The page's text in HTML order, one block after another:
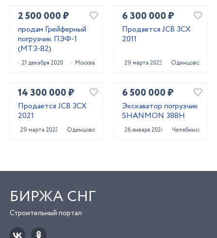
2 500 000 ₽
продам Грейферный
погрузчик ПЭФ-1
(МТЗ-82)
21 декабря 2020 Москва
6 300 000 ₽
Продается JCB 3CX
2011
29 марта 2023 Одинцово
14 300 000 ₽
Продается JCB 3CX
2021
29 марта 2023 Одинцово
6 500 000 ₽
Экскаватор погрузчик
SHANMON 388H
26 января 2024 Челябинск
БИРЖА СНГ
Строительный портал